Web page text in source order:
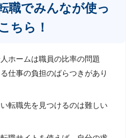
職でみんなが使っ
ちら！
ホームは職員の比率の問題
仕事の負担のばらつきがあり
転職先を見つけるのは難しい